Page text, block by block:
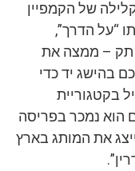
של הקמפיין
“על הדרך”,
תק – ממצה את
בהישג יד כדי
בקטגוריית
מזה 50 שנה, וכיום הוא נמכר בפריסה
גאים לייצג את המותג בארץ